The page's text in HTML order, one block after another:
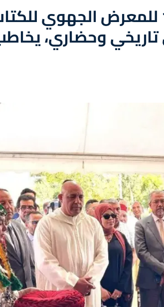
أزيلال.. انطلاق فعاليات الدورة الـ17 للمعرض الجهوي
وحضاري،